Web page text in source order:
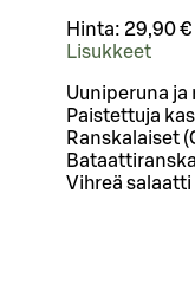
Hinta: 29,90 €
Lisukkeet
Uuniperuna ja
Paistettuja
Ranskalaiset
Vihreä salaatti